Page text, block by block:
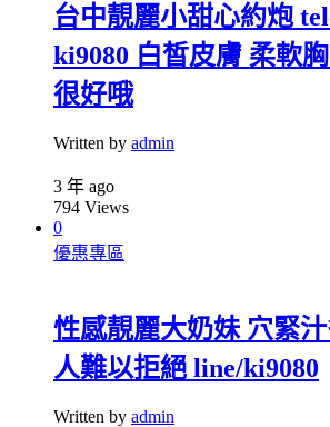
台中靚麗小甜心約炮
ki9080 白皙皮膚 柔軟
很好哦
Written by admin
3 年 ago
794 Views
0
優惠專區
性感靚麗大奶妹 穴緊
人難以拒絕 line/ki9080
Written by admin